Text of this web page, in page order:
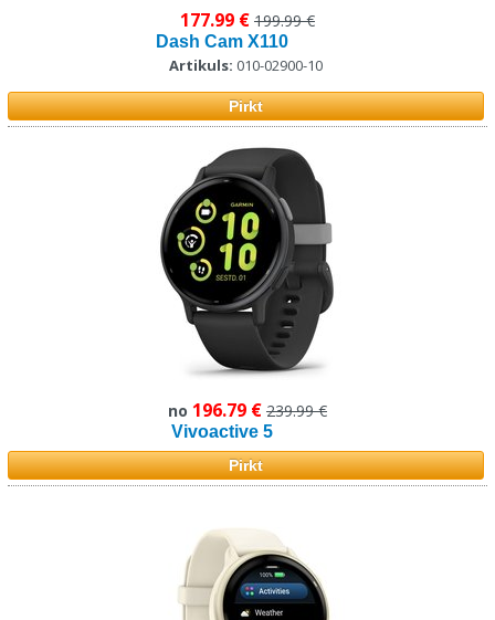
Dash Cam X110
Artikuls: 010-02900-10
177.99 € 199.99 €
Pirkt
Vivoactive 5
no 196.79 € 239.99 €
Pirkt